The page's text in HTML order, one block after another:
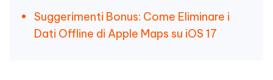
Suggerimenti Bonus: Come Eliminare i
Dati Offline di Apple Maps su iOS 17